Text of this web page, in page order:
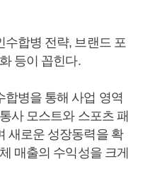
수합병 전략, 브랜드 포
등이 꼽힌다.
합병을 통해 사업 영역
사 모스트와 스포츠 패
새로운 성장동력을 확
매출의 수익성을 크게